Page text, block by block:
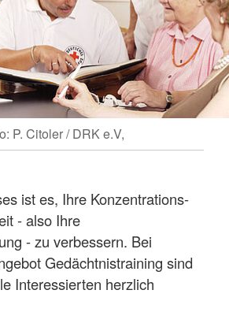
P. Citoler / DRK e.V,
ist es, Ihre Konzentrations-
- also Ihre
- zu verbessern. Bei
Gedächtnistraining sind
Interessierten herzlich